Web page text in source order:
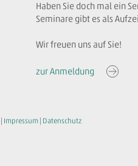
Haben Sie doch mal ein
Seminare gibt es als
Wir freuen uns auf Sie!
zur Anmeldung
Impressum| Datenschutz